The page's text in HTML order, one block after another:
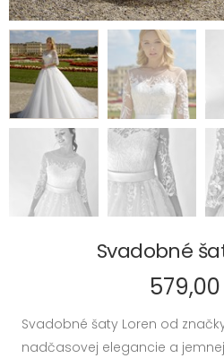
Svadobné
Svadobné šaty Loren od
nadčasovej elegancie a